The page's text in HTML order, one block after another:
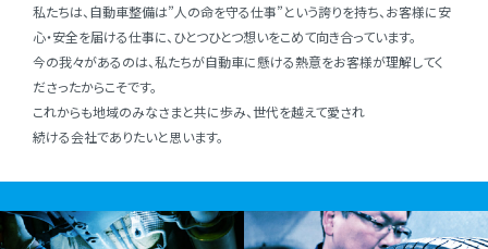
私たちは、⾃動⾞整備は”⼈の命を守る仕事”という誇りを持ち、お客様に安
⼼・安全を届ける仕事に、ひとつひとつ想いをこめて向き合っています。
今の我々があるのは、私たちが⾃動⾞に懸ける熱意をお客様が理解してく
ださったからこそです。
これからも地域のみなさまと共に歩み、世代を越えて愛され
続ける会社でありたいと思います。